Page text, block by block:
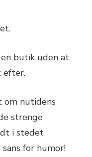
butik uden at
om nutidens
strenge
i stedet
for humor!